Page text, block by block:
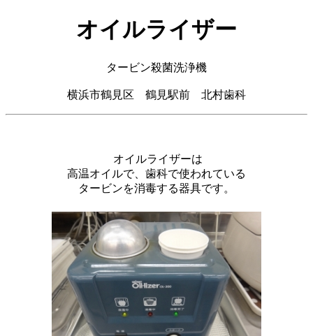
オイルライザー
タービン殺菌洗浄機
横浜市鶴見区 鶴見駅前 北村歯科
オイルライザーは
高温オイルで、歯科で使われている
タービンを消毒する器具です。